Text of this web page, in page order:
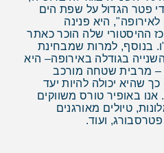
בשנת 1703 על ידי פטר הגדול על שפת הים
היא פנינה
ההיסטורי שלה הוכר כאתר
בנוסף, למרות שמבחינת
בגודלה באירופה– היא
למשל – מרבית שטחה מורכב
שהיא יכולה להיות יעד
באופיר טורס משווקים
טיולים מאורגנים
ועוד.